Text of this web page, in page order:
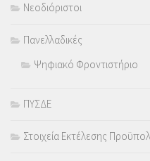
Νεοδιόριστοι
Πανελλαδικές
Ψηφιακό Φροντιστήριο
ΠΥΣΔΕ
Στοιχεία Εκτέλεσης